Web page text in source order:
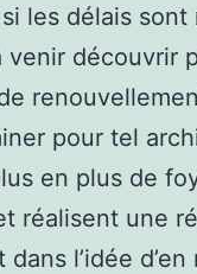
les délais sont
venir découvrir
pour tel
en plus de
réalisent une
l’idée d’en